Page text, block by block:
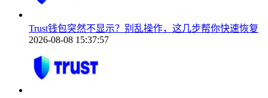
Trust钱包突然不显示？别乱操作，这几步帮你快速恢复
2026-08-08 15:37:57